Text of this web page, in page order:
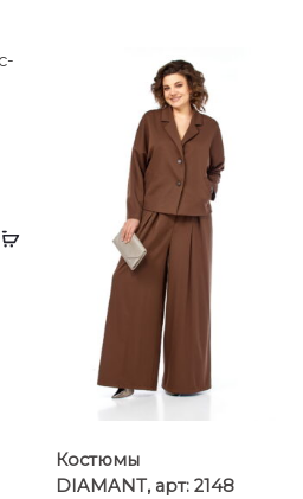
Выбрать
Костюмы
DIAMANT, арт: 2148